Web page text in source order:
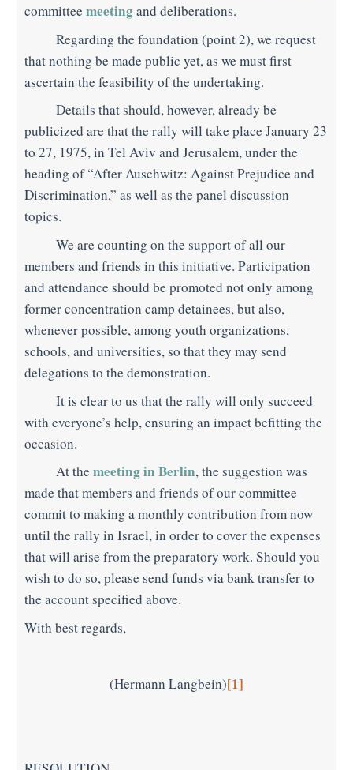
committee meetingand deliberations.
Regarding the foundation (point 2), we request
that nothing be made public yet, as we must first
ascertain the feasibility of the undertaking.
Details that should, however, already be
publicized are that the rally will take place January 23
to 27, 1975, in Tel Aviv and Jerusalem, under the
heading of “After Auschwitz: Against Prejudice and
Discrimination,” as well as the panel discussion
topics.
We are counting on the support of all our
members and friends in this initiative. Participation
and attendance should be promoted not only among
former concentration camp detainees, but also,
whenever possible, among youth organizations,
schools, and universities, so that they may send
delegations to the demonstration.
It is clear to us that the rally will only succeed
with everyone’s help, ensuring an impact befitting the
occasion.
At the meeting in Berlin, the suggestion was
made that members and friends of our committee
commit to making a monthly contribution from now
until the rally in Israel, in order to cover the expenses
that will arise from the preparatory work. Should you
wish to do so, please send funds via bank transfer to
the account specified above.
With best regards,
(Hermann Langbein)[1]